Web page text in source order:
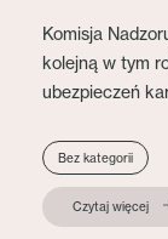
Komisja
kolejną w tym
ubezpieczeń
Bez kategorii
Czytaj więcej